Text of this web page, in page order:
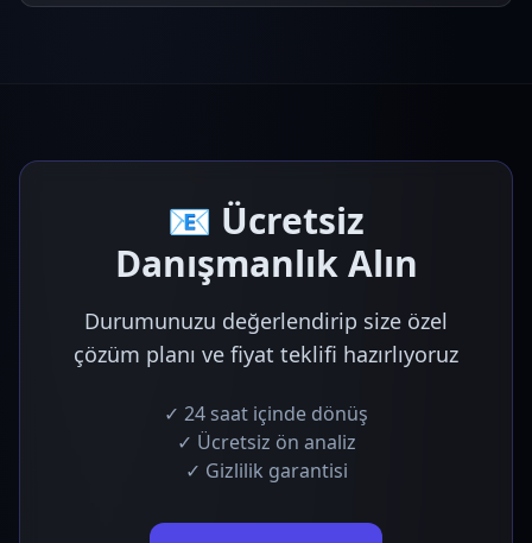
📧 Ücretsiz
Danışmanlık Alın
Durumunuzu değerlendirip size özel
çözüm planı ve fiyat teklifi hazırlıyoruz
✓ 24 saat içinde dönüş
✓ Ücretsiz ön analiz
✓ Gizlilik garantisi